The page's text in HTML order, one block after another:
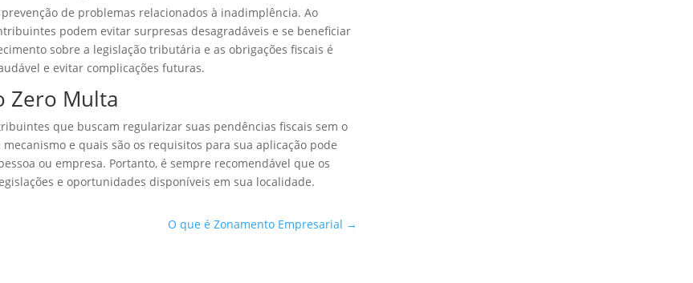
de problemas relacionados à inadimplência. Ao
podem evitar surpresas desagradáveis e se beneficiar
sobre a legislação tributária e as obrigações fiscais é
e evitar complicações futuras.
Zero Multa
que buscam regularizar suas pendências fiscais sem o
e quais são os requisitos para sua aplicação pode
ou empresa. Portanto, é sempre recomendável que os
e oportunidades disponíveis em sua localidade.
O que é Zonamento Empresarial →